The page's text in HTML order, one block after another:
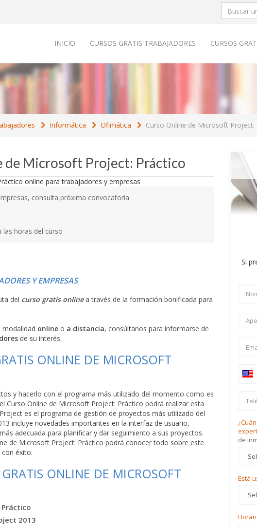
INICIO CURSOS GRATIS TRABAJADORES CURSOS
Informática Ofimática Curso Online de Microsoft Project:
de Microsoft Project: Práctico
consulta próxima convocatoria
horas del curso
Y EMPRESAS
del curso gratis onlinea través de la formación bonificada para
modalidad online o a distancia, consúltanos para informarse de
de su interés.
ONLINE DE MICROSOFT
y hacerlo con el programa más utilizado del momento como es
Online de Microsoft Project: Práctico podrá realizar esta
es el programa de gestión de proyectos más utilizado del
incluye novedades importantes en la interfaz de usuario,
adecuada para planificar y dar seguimiento a sus proyectos.
de Microsoft Project: Práctico podrá conocer todo sobre este
éxito.
ONLINE DE MICROSOFT
Práctico
2013
Si
de
Está